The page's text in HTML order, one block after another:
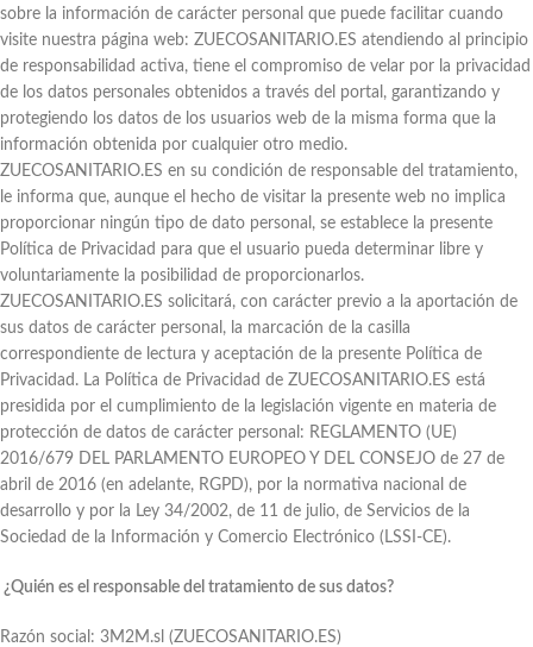
sobre la información de carácter personal que puede facilitar cuando
visite nuestra página web: ZUECOSANITARIO.ES atendiendo al principio
de responsabilidad activa, tiene el compromiso de velar por la privacidad
de los datos personales obtenidos a través del portal, garantizando y
protegiendo los datos de los usuarios web de la misma forma que la
información obtenida por cualquier otro medio.
ZUECOSANITARIO.ES en su condición de responsable del tratamiento,
le informa que, aunque el hecho de visitar la presente web no implica
proporcionar ningún tipo de dato personal, se establece la presente
Política de Privacidad para que el usuario pueda determinar libre y
voluntariamente la posibilidad de proporcionarlos.
ZUECOSANITARIO.ES solicitará, con carácter previo a la aportación de
sus datos de carácter personal, la marcación de la casilla
correspondiente de lectura y aceptación de la presente Política de
Privacidad. La Política de Privacidad de ZUECOSANITARIO.ES está
presidida por el cumplimiento de la legislación vigente en materia de
protección de datos de carácter personal: REGLAMENTO (UE)
2016/679 DEL PARLAMENTO EUROPEO Y DEL CONSEJO de 27 de
abril de 2016 (en adelante, RGPD), por la normativa nacional de
desarrollo y por la Ley 34/2002, de 11 de julio, de Servicios de la
Sociedad de la Información y Comercio Electrónico (LSSI-CE).
¿Quién es el responsable del tratamiento de sus datos?
Razón social: 3M2M.sl (ZUECOSANITARIO.ES)